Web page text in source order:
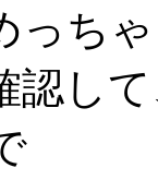
っち
認し